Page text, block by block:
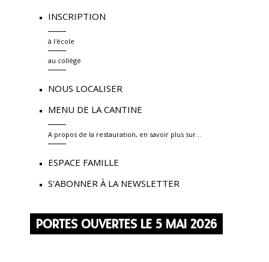
INSCRIPTION
à l'école
au collège
NOUS LOCALISER
MENU DE LA CANTINE
A propos de la restauration, en savoir plus sur...
ESPACE FAMILLE
S'ABONNER À LA NEWSLETTER
PORTES OUVERTES LE 5 MAI 2026